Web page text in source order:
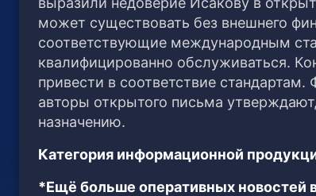
может существовать без внешнего
соответствующие международным
квалифицированно обслуживаться.
привести в соответствие
авторы открытого письма
назначению.
Категория информационной
*Ещё больше оперативных новостей